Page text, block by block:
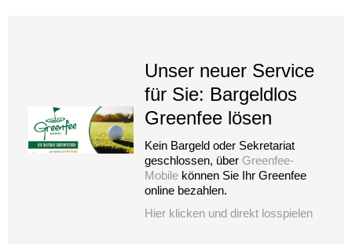
Unser neuer Service
für Sie: Bargeldlos
Greenfee lösen
Kein Bargeld oder Sekretariat
geschlossen, über Greenfee-
Mobile können Sie Ihr Greenfee
online bezahlen.
Hier klicken und direkt losspielen